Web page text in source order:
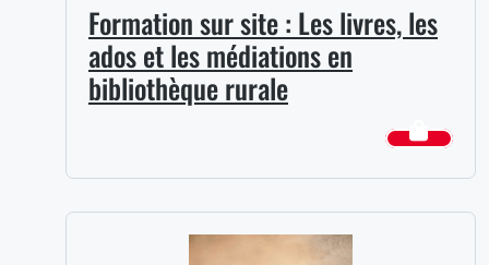
Formation sur site : Les livres, les
ados et les médiations en
bibliothèque rurale